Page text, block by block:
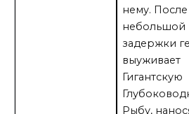
нему. После
небольшой
задержки
выуживает
Гигантскую
Рыбу,